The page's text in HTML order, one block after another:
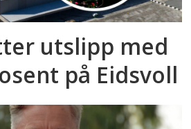
utslipp med
på Eidsvoll